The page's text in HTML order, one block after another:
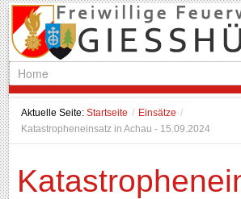
Aktuelle Seite:Startseite / Einsätze /
Katastropheneinsatz in Achau - 15.09.2024